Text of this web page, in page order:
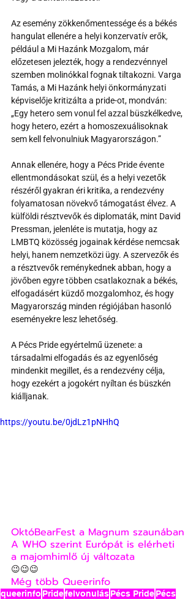
Az esemény zökkenőmentessége és a békés
hangulat ellenére a helyi konzervatív erők,
például a Mi Hazánk Mozgalom, már
előzetesen jelezték, hogy a rendezvénnyel
szemben molinókkal fognak tiltakozni. Varga
Tamás, a Mi Hazánk helyi önkormányzati
képviselője kritizálta a pride-ot, mondván:
„Egy hetero sem vonul fel azzal büszkélkedve,
hogy hetero, ezért a homoszexuálisoknak
sem kell felvonulniuk Magyarországon.”
Annak ellenére, hogy a Pécs Pride évente
ellentmondásokat szül, és a helyi vezetők
részéről gyakran éri kritika, a rendezvény
folyamatosan növekvő támogatást élvez. A
külföldi résztvevők és diplomaták, mint David
Pressman, jelenléte is mutatja, hogy az
LMBTQ közösség jogainak kérdése nemcsak
helyi, hanem nemzetközi ügy. A szervezők és
a résztvevők reménykednek abban, hogy a
jövőben egyre többen csatlakoznak a békés,
elfogadásért küzdő mozgalomhoz, és hogy
Magyarország minden régiójában hasonló
eseményekre lesz lehetőség.
A Pécs Pride egyértelmű üzenete: a
társadalmi elfogadás és az egyenlőség
mindenkit megillet, és a rendezvény célja,
hogy ezekért a jogokért nyíltan és büszkén
kiálljanak.
https://youtu.be/0jdLz1pNHhQ
OktóBearFest a Magnum szaunában
A WHO szerint Európát is elérheti
a majomhimlő új változata
😉😉😉
Még több Queerinfo
queerinfo PridefelvonulásPécs PridePécs